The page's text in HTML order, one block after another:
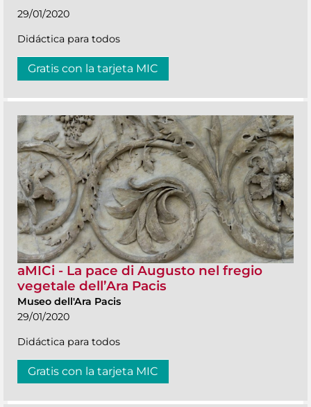
29/01/2020
Didáctica para todos
Gratis con la tarjeta MIC
aMICi - La pace di Augusto nel fregio
vegetale dell’Ara Pacis
Museo dell'Ara Pacis
29/01/2020
Didáctica para todos
Gratis con la tarjeta MIC